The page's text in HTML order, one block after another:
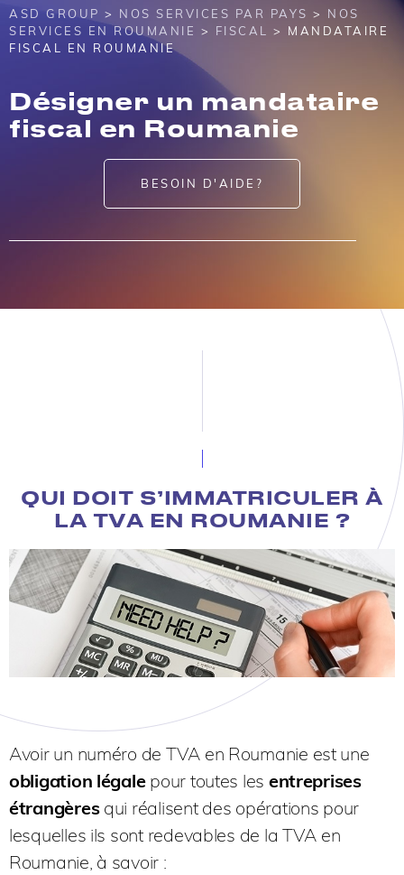
ASD GROUP > NOS SERVICES PAR PAYS > NOS
SERVICES EN ROUMANIE > FISCAL
> MANDATAIRE
FISCAL EN ROUMANIE
Désigner un mandataire
fiscal en Roumanie
BESOIN D'AIDE?
QUI DOIT S’IMMATRICULER À
LA TVA EN ROUMANIE ?
Avoir un numéro de TVA en Roumanie est une
obligation légalepour toutes les entreprises
étrangères qui réalisent des opérations pour
lesquelles ils sont redevables de la TVA en
Roumanie, à savoir :